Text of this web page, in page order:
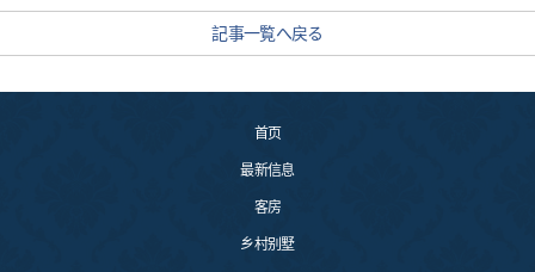
記事一覧へ戻る
首页
最新信息
客房
乡村别墅